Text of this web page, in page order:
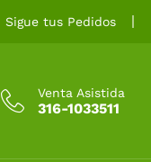
Sigue tus Pedidos
Venta Asistida
316-1033511
$5.000